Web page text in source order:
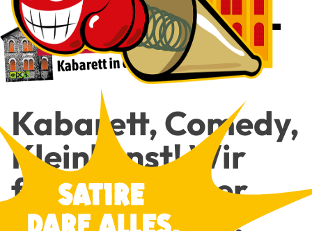
Kaba­rett, Come­dy,
Klein­kunst! Wir
freu­en uns über